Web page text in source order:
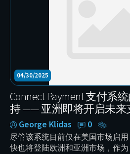
04/30/2025
Connect Payment 支付系
持 —— 亚洲即将开启未来
George Klidas 0
尽管该系统目前仅在美国市场启
快也将登陆欧洲和亚洲市场，作